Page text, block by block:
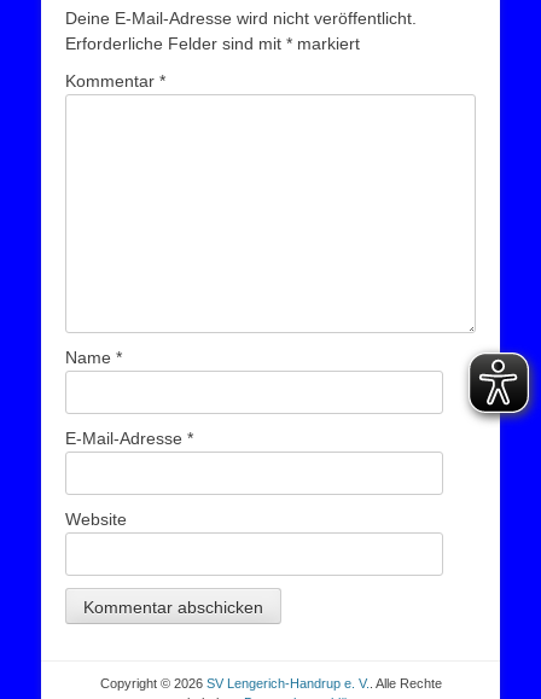
Deine E-Mail-Adresse wird nicht veröffentlicht.
Erforderliche Felder sind mit * markiert
Kommentar *
Name *
E-Mail-Adresse *
Website
Copyright © 2026 SV Lengerich-Handrup e. V. . Alle Rechte